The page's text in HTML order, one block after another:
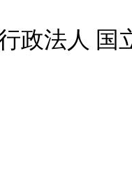
政法人 国